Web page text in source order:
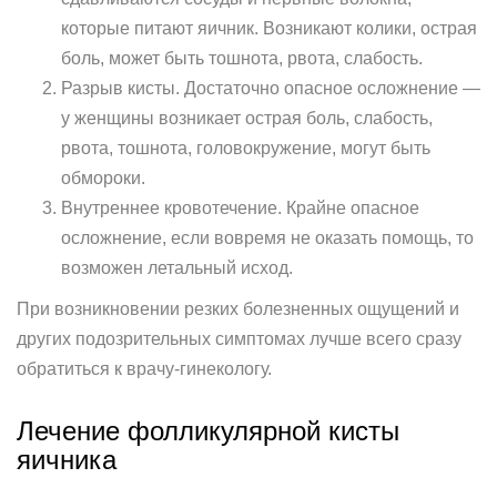
которые питают яичник. Возникают колики, острая
боль, может быть тошнота, рвота, слабость.
Разрыв кисты. Достаточно опасное осложнение —
у женщины возникает острая боль, слабость,
рвота, тошнота, головокружение, могут быть
обмороки.
Внутреннее кровотечение. Крайне опасное
осложнение, если вовремя не оказать помощь, то
возможен летальный исход.
При возникновении резких болезненных ощущений и
других подозрительных симптомах лучше всего сразу
обратиться к врачу-гинекологу.
Лечение фолликулярной кисты
яичника